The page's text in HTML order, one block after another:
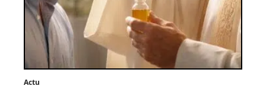
Actu